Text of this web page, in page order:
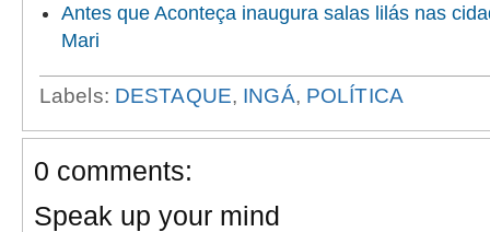
Antes que Aconteça inaugura salas lilás nas
Mari
Labels: DESTAQUE, INGÁ, POLÍTICA
0 comments:
Speak up your mind